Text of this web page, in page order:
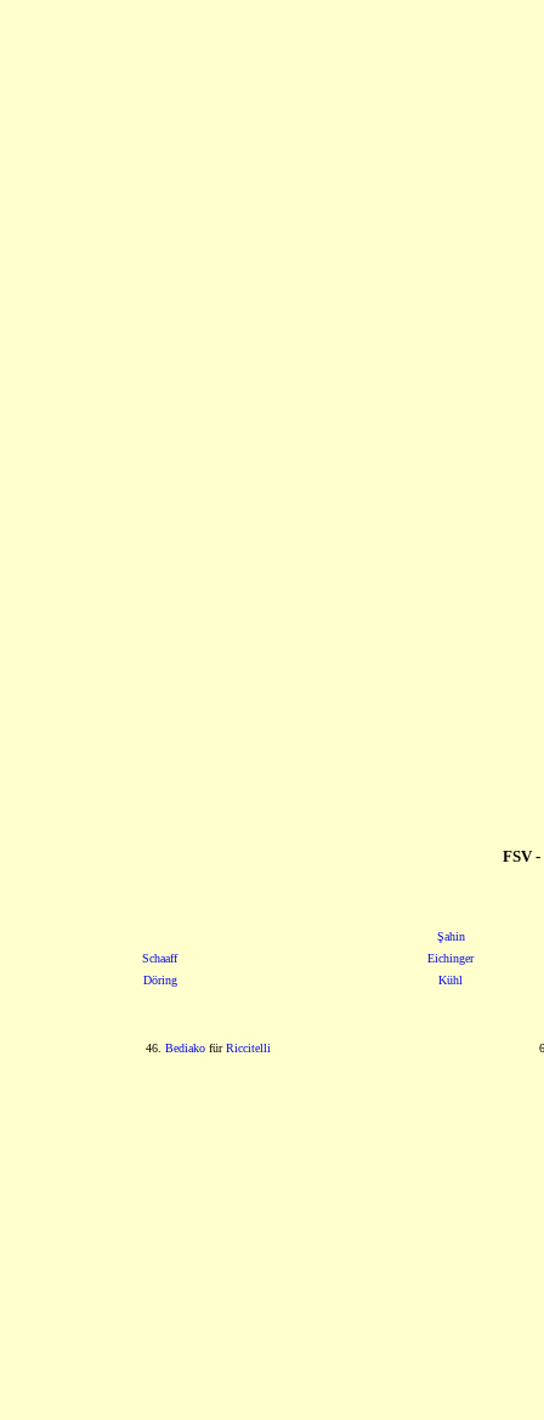
FSV -
Şahin
Schaaff
Eichinger
Döring
Kühl
46. BediakofürRiccitelli